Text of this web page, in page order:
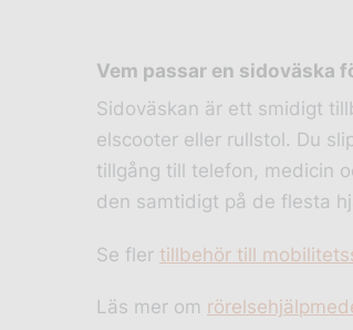
Vem passar en sidoväska
Sidoväskan är ett smidigt
elscooter eller rullstol. Du
tillgång till telefon, medicin
den samtidigt på de flesta
Se fler tillbehör till
Läs mer om